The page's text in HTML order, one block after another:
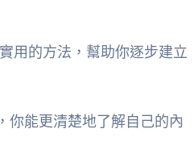
用的方法，幫助你逐步建立
你能更清楚地了解自己的內